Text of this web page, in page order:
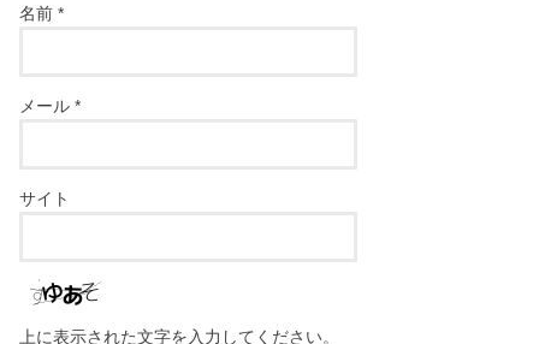
名前*
メール*
サイト
上に表示された文字を入力してください。